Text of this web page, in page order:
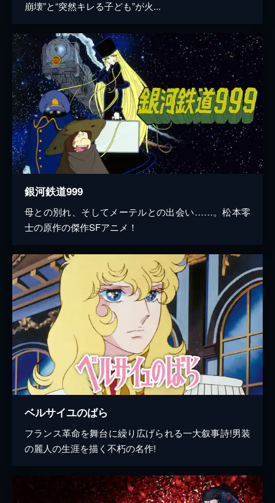
崩壊”と“突然キレる子ども”が火...
銀河鉄道999
母との別れ、そしてメーテルとの出会い……。松本零
士の原作の傑作SFアニメ！
ベルサイユのばら
フランス革命を舞台に繰り広げられる一大叙事詩!男装
の麗人の生涯を描く不朽の名作!